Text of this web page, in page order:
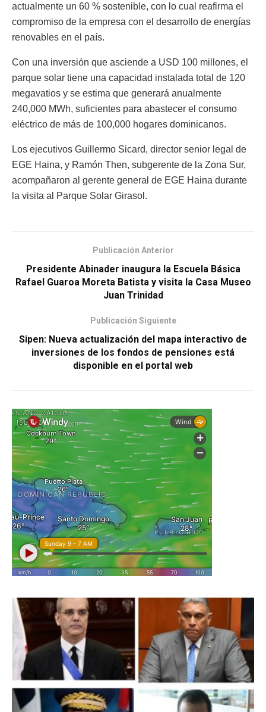
actualmente un 60 % sostenible, con lo cual reafirma el
compromiso de la empresa con el desarrollo de energías
renovables en el país.
Con una inversión que asciende a USD 100 millones, el
parque solar tiene una capacidad instalada total de 120
megavatios y se estima que generará anualmente
240,000 MWh, suficientes para abastecer el consumo
eléctrico de más de 100,000 hogares dominicanos.
Los ejecutivos Guillermo Sicard, director senior legal de
EGE Haina, y Ramón Then, subgerente de la Zona Sur,
acompañaron al gerente general de EGE Haina durante
la visita al Parque Solar Girasol.
Publicación Anterior
Presidente Abinader inaugura la Escuela Básica
Rafael Guaroa Moreta Batista y visita la Casa Museo
Juan Trinidad
Publicación Siguiente
Sipen: Nueva actualización del mapa interactivo de
inversiones de los fondos de pensiones está
disponible en el portal web